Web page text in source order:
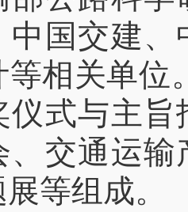
中国交建
相关单位
仪式与主
、交通运
等组成。